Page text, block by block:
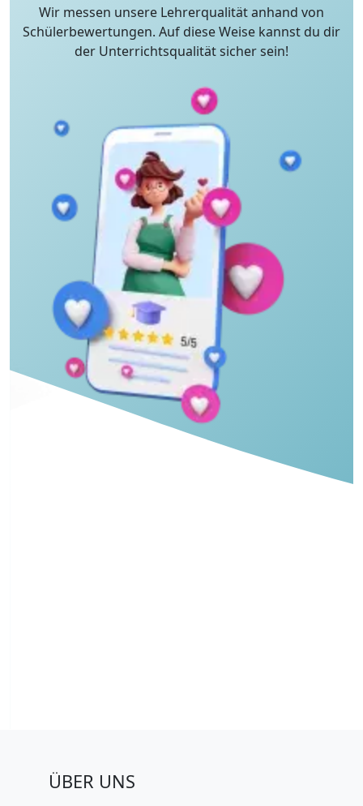
Wir messen unsere Lehrerqualität anhand von
Schülerbewertungen. Auf diese Weise kannst du dir
der Unterrichtsqualität sicher sein!
ÜBER UNS